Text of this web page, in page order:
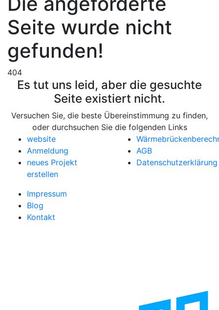
Seite wurde nicht
gefunden!
404
Es tut uns leid, aber die gesuchte
Seite existiert nicht.
Versuchen Sie, die beste Übereinstimmung zu finden,
oder durchsuchen Sie die folgenden Links
website
Anmeldung
neues Projekt
erstellen
AGB
Datenschutzerklärung
Impressum
Blog
Kontakt